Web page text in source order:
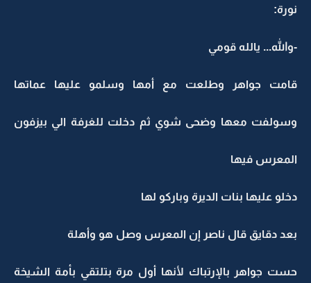
نورة:
-والله... يالله قومي
قامت جواهر وطلعت مع أمها وسلمو عليها عماتها
وسولفت معها وضحى شوي ثم دخلت للغرفة الي بيزفون
المعرس فيها
دخلو عليها بنات الديرة وباركو لها
بعد دقايق قال ناصر إن المعرس وصل هو وأهلة
حست جواهر بالإرتباك لأنها أول مرة بتلتقي بأمة الشيخة